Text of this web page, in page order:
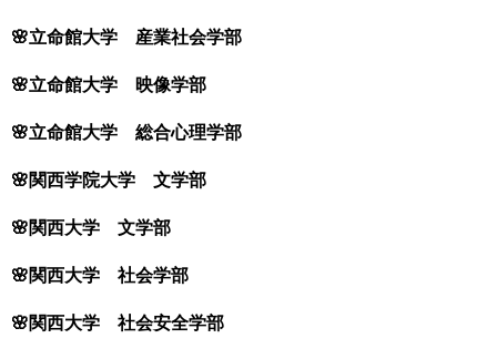
🌸立命館大学 産業社会学部
🌸立命館大学 映像学部
🌸立命館大学 総合心理学部
🌸関西学院大学 文学部
🌸関西大学 文学部
🌸関西大学 社会学部
🌸関西大学 社会安全学部